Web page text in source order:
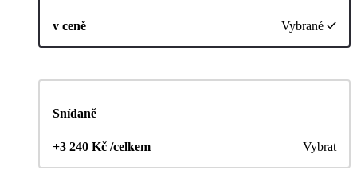
v ceně Vybrané
Snídaně
+3 240 Kč /celkem Vybrat